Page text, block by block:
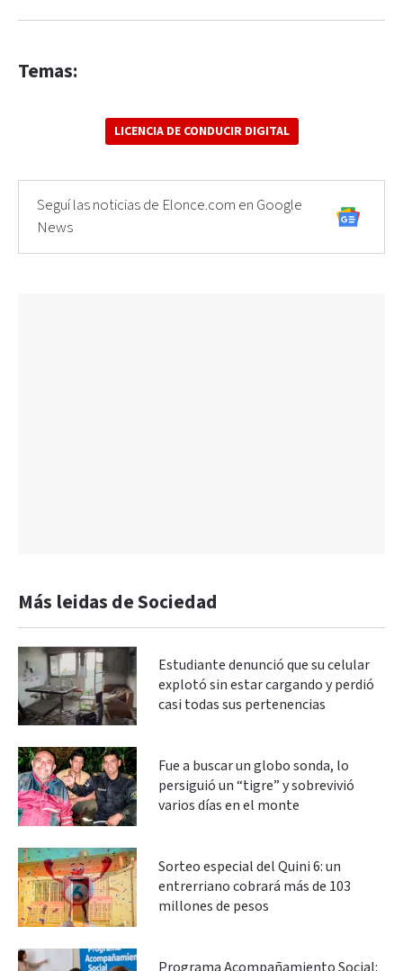
Temas:
LICENCIA DE CONDUCIR DIGITAL
Seguí las noticias de Elonce.com en Google
News
Más leidas de Sociedad
Estudiante denunció que su celular
explotó sin estar cargando y perdió
casi todas sus pertenencias
Fue a buscar un globo sonda, lo
persiguió un “tigre” y sobrevivió
varios días en el monte
Sorteo especial del Quini 6: un
entrerriano cobrará más de 103
millones de pesos